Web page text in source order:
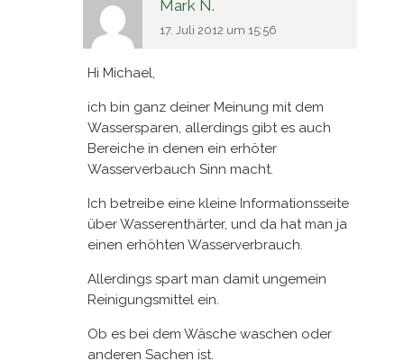
Mark N.
17. Juli 2012 um 15:56
Hi Michael,
ich bin ganz deiner Meinung mit dem
Wassersparen, allerdings gibt es auch
Bereiche in denen ein erhöter
Wasserverbauch Sinn macht.
Ich betreibe eine kleine Informationsseite
über Wasserenthärter, und da hat man ja
einen erhöhten Wasserverbrauch.
Allerdings spart man damit ungemein
Reinigungsmittel ein.
Ob es bei dem Wäsche waschen oder
anderen Sachen ist.